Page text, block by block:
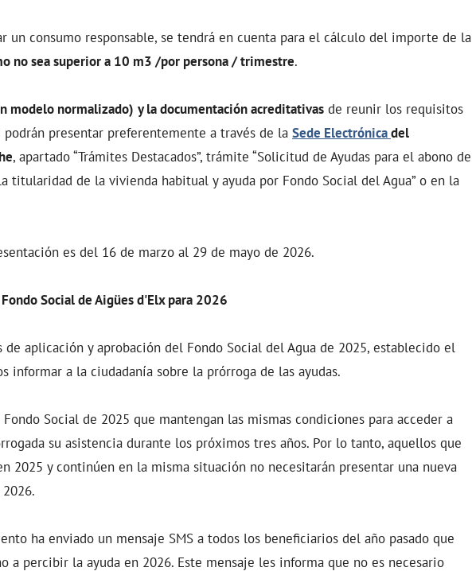
un consumo responsable, se tendrá en cuenta para el cálculo del importe de la
no sea superior a 10 m3 /por persona / trimestre.
modelo normalizado) y la documentación acreditativas de reunir los requisitos
podrán presentar preferentemente a través de la Sede Electrónicadel
, apartado “Trámites Destacados”, trámite “Solicitud de Ayudas para el abono de
titularidad de la vivienda habitual y ayuda por Fondo Social del Agua” o en la
es del 16 de marzo al 29 de mayo de 2026.
Social de Aigües d'Elx para 2026
de aplicación y aprobación del Fondo Social del Agua de 2025, establecido el
informar a la ciudadanía sobre la prórroga de las ayudas.
Social de 2025 que mantengan las mismas condiciones para acceder a
su asistencia durante los próximos tres años. Por lo tanto, aquellos que
2025 y continúen en la misma situación no necesitarán presentar una nueva
ha enviado un mensaje SMS a todos los beneficiarios del año pasado que
a percibir la ayuda en 2026. Este mensaje les informa que no es necesario